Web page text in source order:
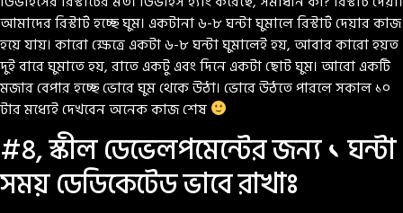
আমাদের রিস্টার্ট হচ্ছে ঘুম। একটানা ৬-৮ ঘন্টা ঘুমালে রিস্টার্ট দেয়ার কাজ
হয়ে যায়। কারো ক্ষেত্রে একটা ৬-৮ ঘন্টা ঘুমালেই হয়, আবার কারো হয়ত
দুই বারে ঘুমাতে হয়, রাতে একটু এবং দিনে একটা ছোট ঘুম। আরো একটি
মজার বেপার হচ্ছে ভোরে ঘুম থেকে উঠা। ভোরে উঠতে পারলে সকাল ১০
টার মধ্যেই দেখবেন অনেক কাজ শেষ
#৪, স্কীল ডেভেলপমেন্টের জন্য ১ ঘন্টা
সময় ডেডিকেটেড ভাবে রাখাঃ